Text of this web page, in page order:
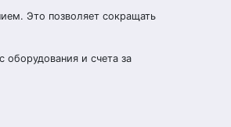
Это позволяет сокращать
и счета за